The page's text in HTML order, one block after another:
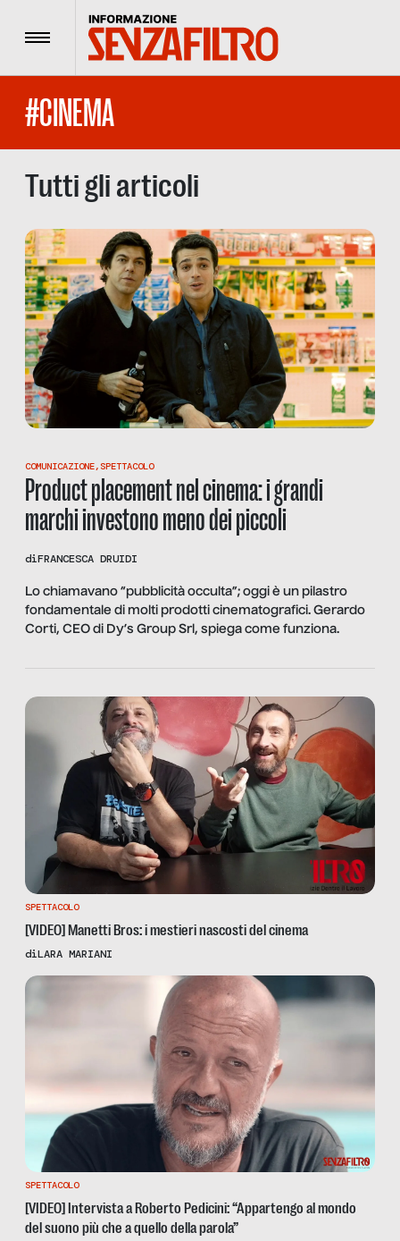
Menu
#CINEMA
Tutti gli articoli
COMUNICAZIONE, SPETTACOLO
Product placement nel cinema: i grandi
marchi investono meno dei piccoli
diFRANCESCA DRUIDI
Lo chiamavano “pubblicità occulta”; oggi è un pilastro
fondamentale di molti prodotti cinematografici. Gerardo
Corti, CEO di Dy’s Group Srl, spiega come funziona.
SPETTACOLO
[VIDEO] Manetti Bros: i mestieri nascosti del cinema
diLARA MARIANI
SPETTACOLO
[VIDEO] Intervista a Roberto Pedicini: “Appartengo al mondo
del suono più che a quello della parola”